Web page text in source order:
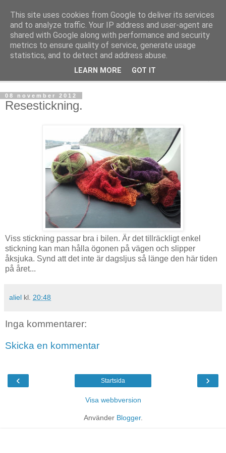
mönsterlöst
virkning och stickning maskor och varv, mönsterlöst
08 november 2012
Resestickning.
Viss stickning passar bra i bilen. Är det tillräckligt enkel
stickning kan man hålla ögonen på vägen och slipper
åksjuka. Synd att det inte är dagsljus så länge den här tiden
på året...
aliel kl. 20:48
Inga kommentarer:
Skicka en kommentar
‹ ›
Startsida
Visa webbversion
Använder Blogger.
This site uses cookies from Google to deliver its services
and to analyze traffic. Your IP address and user-agent are
shared with Google along with performance and security
metrics to ensure quality of service, generate usage
statistics, and to detect and address abuse.
LEARN MORE GOT IT